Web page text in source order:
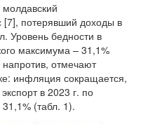
потерявший доходы в
Уровень бедности в
максимума – 31,1%
отмечают
инфляция сокращается,
в 2023 г. по
(табл. 1).